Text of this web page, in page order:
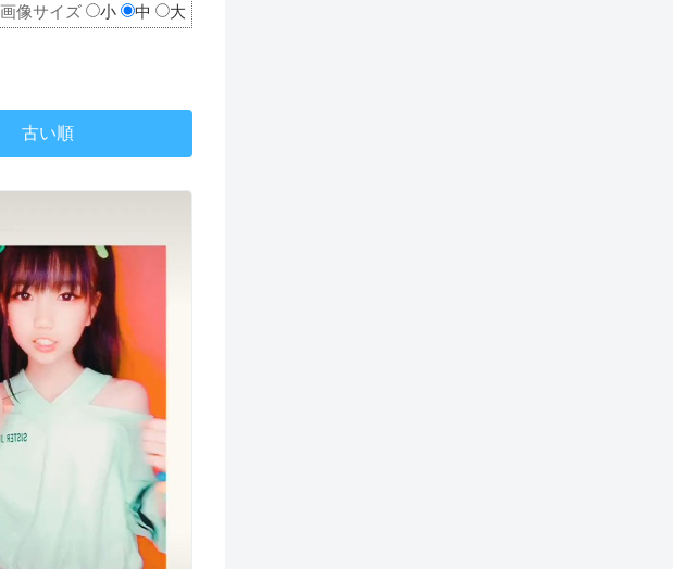
画像サイズ 小 中 大
古い順